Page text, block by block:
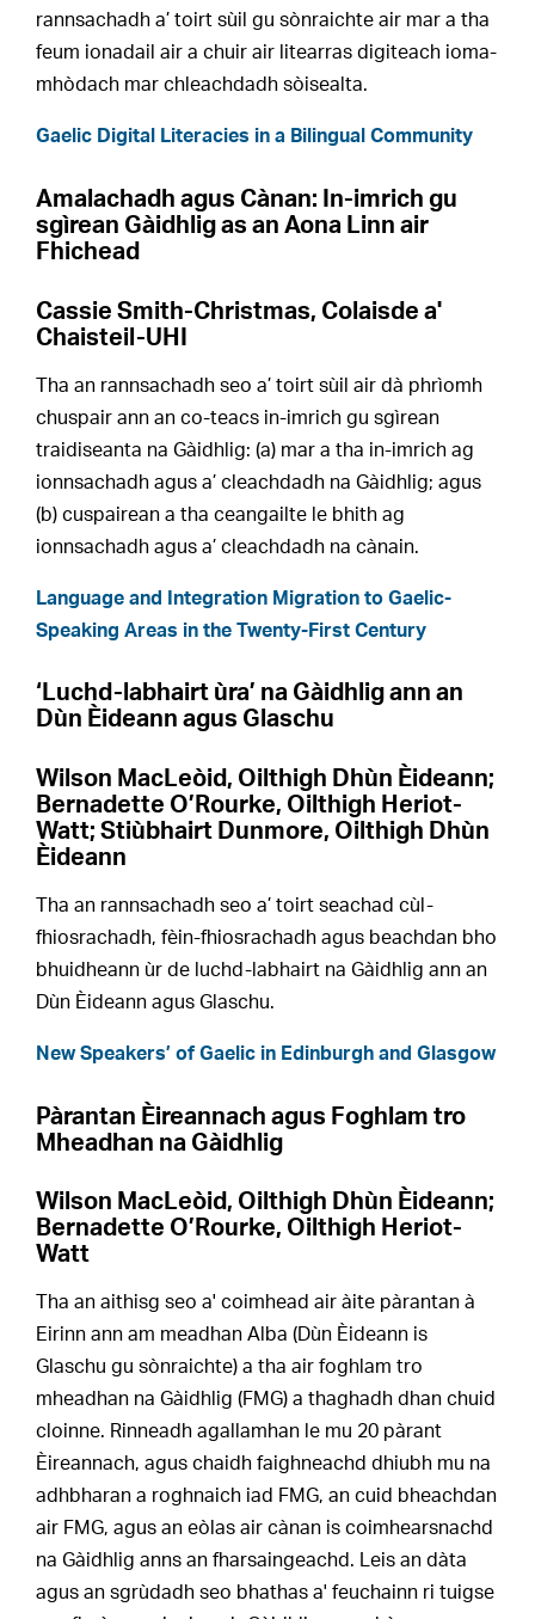
rannsachadh a’ toirt sùil gu sònraichte air mar a tha
feum ionadail air a chuir air litearras digiteach ioma-
mhòdach mar chleachdadh sòisealta.
Gaelic Digital Literacies in a Bilingual Community
Amalachadh agus Cànan: In-imrich gu
sgìrean Gàidhlig as an Aona Linn air
Fhichead
Cassie Smith-Christmas, Colaisde a'
Chaisteil-UHI
Tha an rannsachadh seo a’ toirt sùil air dà phrìomh
chuspair ann an co-teacs in-imrich gu sgìrean
traidiseanta na Gàidhlig: (a) mar a tha in-imrich ag
ionnsachadh agus a’ cleachdadh na Gàidhlig; agus
(b) cuspairean a tha ceangailte le bhith ag
ionnsachadh agus a’ cleachdadh na cànain.
Language and Integration Migration to Gaelic-
Speaking Areas in the Twenty-First Century
‘Luchd-labhairt ùra’ na Gàidhlig ann an
Dùn Èideann agus Glaschu
Wilson MacLeòid, Oilthigh Dhùn Èideann;
Bernadette O’Rourke, Oilthigh Heriot-
Watt; Stiùbhairt Dunmore, Oilthigh Dhùn
Èideann
Tha an rannsachadh seo a’ toirt seachad cùl-
fhiosrachadh, fèin-fhiosrachadh agus beachdan bho
bhuidheann ùr de luchd-labhairt na Gàidhlig ann an
Dùn Èideann agus Glaschu.
New Speakers’ of Gaelic in Edinburgh and Glasgow
Pàrantan Èireannach agus Foghlam tro
Mheadhan na Gàidhlig
Wilson MacLeòid, Oilthigh Dhùn Èideann;
Bernadette O’Rourke, Oilthigh Heriot-
Watt
Tha an aithisg seo a' coimhead air àite pàrantan à
Eirinn ann am meadhan Alba (Dùn Èideann is
Glaschu gu sònraichte) a tha air foghlam tro
mheadhan na Gàidhlig (FMG) a thaghadh dhan chuid
cloinne. Rinneadh agallamhan le mu 20 pàrant
Èireannach, agus chaidh faighneachd dhiubh mu na
adhbharan a roghnaich iad FMG, an cuid bheachdan
air FMG, agus an eòlas air cànan is coimhearsnachd
na Gàidhlig anns an fharsaingeachd. Leis an dàta
agus an sgrùdadh seo bhathas a' feuchainn ri tuigse